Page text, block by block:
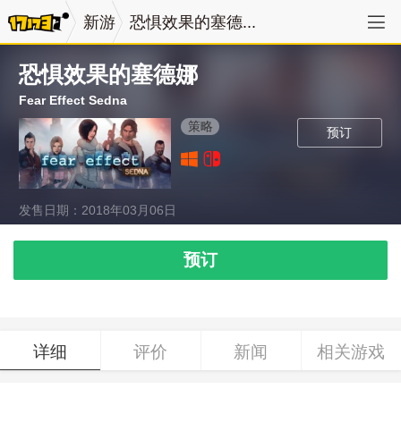
新游 恐惧效果的塞德...
恐惧效果的塞德娜
Fear Effect Sedna
预订
策略
发售日期：2018年03月06日
预订
详细 评价 新闻 相关游戏